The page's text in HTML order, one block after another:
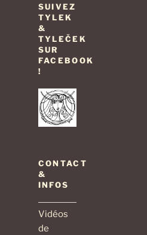
SUIVEZ
TYLEK
&
TYLEČEK
SUR
FACEBOOK
!
CONTACT
&
INFOS
Vidéos
de